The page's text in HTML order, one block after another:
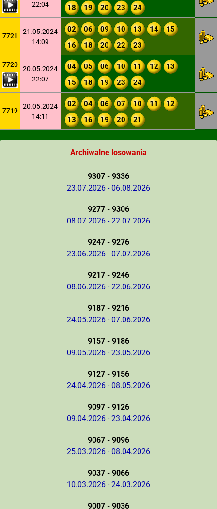
22:04
18
19 20 23 24
7721
21.05.2024
14:09
02 06 09 10 13 14
15
16
18 20 22 23
7720
20.05.2024
22:07
04 05 06 10 11 12
13
15
18 19 23 24
7719
20.05.2024
14:11
02 04 06 07 10 11
12
13
16 19 20 21
Archiwalne losowania
9307 - 9336
23.07.2026 - 06.08.2026
9277 - 9306
08.07.2026 - 22.07.2026
9247 - 9276
23.06.2026 - 07.07.2026
9217 - 9246
08.06.2026 - 22.06.2026
9187 - 9216
24.05.2026 - 07.06.2026
9157 - 9186
09.05.2026 - 23.05.2026
9127 - 9156
24.04.2026 - 08.05.2026
9097 - 9126
09.04.2026 - 23.04.2026
9067 - 9096
25.03.2026 - 08.04.2026
9037 - 9066
10.03.2026 - 24.03.2026
9007 - 9036